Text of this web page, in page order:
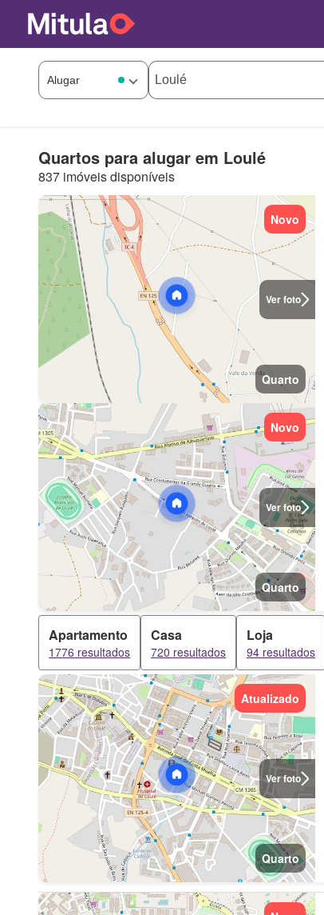
Quartos para alugar em Loulé
837 imóveis disponíveis
Ver foto
Novo
Quarto
Ver foto
Novo
Quarto
Apartamento
1776 resultados
Casa
720 resultados
Loja
94 resultados
Ver foto
Atualizado
Quarto